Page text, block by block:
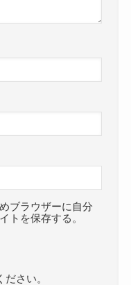
ブラウザーに自分
トを保存する。
さい。